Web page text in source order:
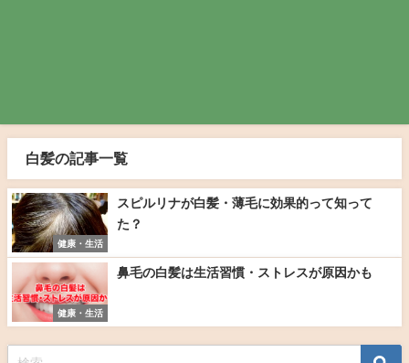
白髪の記事一覧
健康・生活
スピルリナが白髪・薄毛に効果的って知って
た？
健康・生活
鼻毛の白髪は生活習慣・ストレスが原因かも